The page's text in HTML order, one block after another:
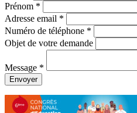
Prénom *
Adresse email *
Numéro de téléphone *
Objet de votre demande
Message *
Envoyer